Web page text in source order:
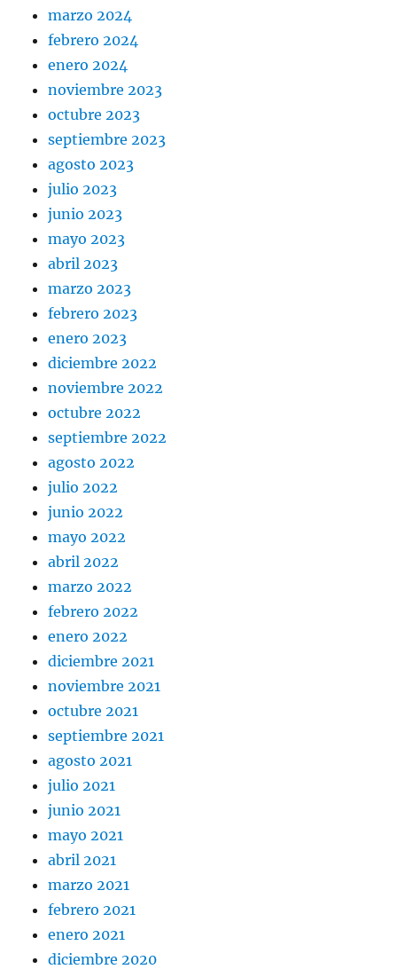
marzo 2024
febrero 2024
enero 2024
noviembre 2023
octubre 2023
septiembre 2023
agosto 2023
julio 2023
junio 2023
mayo 2023
abril 2023
marzo 2023
febrero 2023
enero 2023
diciembre 2022
noviembre 2022
octubre 2022
septiembre 2022
agosto 2022
julio 2022
junio 2022
mayo 2022
abril 2022
marzo 2022
febrero 2022
enero 2022
diciembre 2021
noviembre 2021
octubre 2021
septiembre 2021
agosto 2021
julio 2021
junio 2021
mayo 2021
abril 2021
marzo 2021
febrero 2021
enero 2021
diciembre 2020